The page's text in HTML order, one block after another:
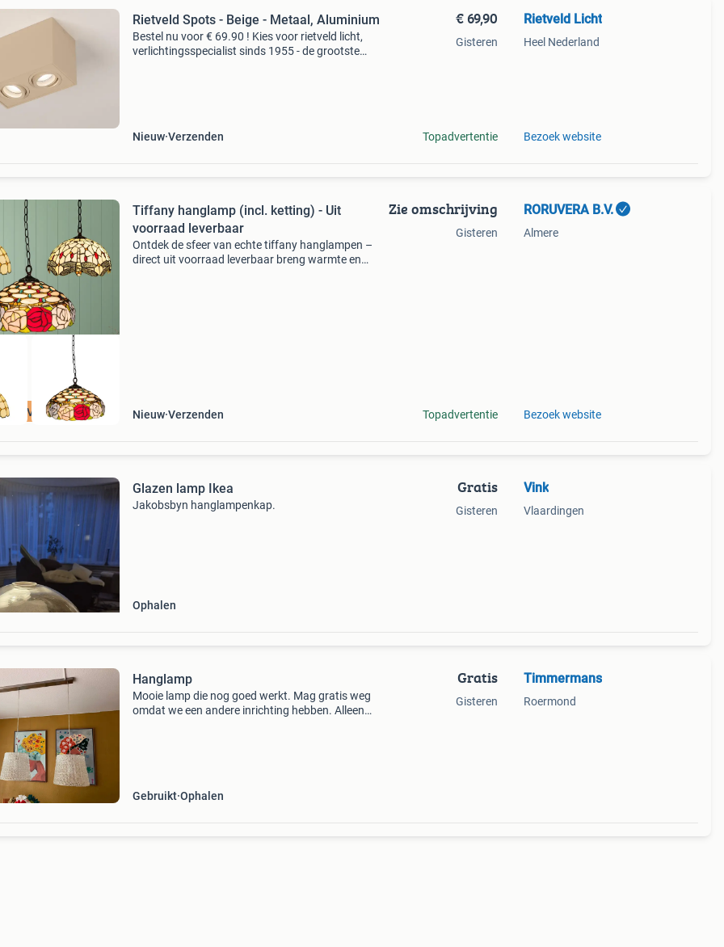
Rietveld Spots - Beige - Metaal, Aluminium
Bestel nu voor € 69.90 ! Kies voor rietveld licht,
verlichtingsspecialist sinds 1955 - de grootste
Nieuw Verzenden
€ 69,90
Gisteren
Topadvertentie
Rietveld Licht
Heel Nederland
Bezoek website
& Voordelig
Tiffany hanglamp (incl. ketting) - Uit
voorraad leverbaar
Ontdek de sfeer van echte tiffany hanglampen –
direct uit voorraad leverbaar breng warmte en
Nieuw Verzenden
Zie omschrijving
Gisteren
Topadvertentie
RORUVERA B.V.
Almere
Bezoek website
Glazen lamp Ikea
Jakobsbyn hanglampenkap.
Ophalen
Gratis
Gisteren
Vink
Vlaardingen
Hanglamp
Mooie lamp die nog goed werkt. Mag gratis weg
omdat we een andere inrichting hebben. Alleen
Gebruikt Ophalen
Gratis
Gisteren
Timmermans
Roermond